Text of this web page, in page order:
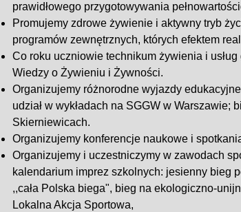
prawidłowego przygotowywania
Promujemy zdrowe żywienie i aktywny tryb
programów zewnętrznych, których efektem
Co roku uczniowie technikum żywienia i
Wiedzy o Żywieniu i Żywności.
Organizujemy różnorodne wyjazdy
udział w wykładach na SGGW w Warszawie;
Skierniewicach.
Organizujemy konferencje naukowe i
Organizujemy i uczestniczymy w zawodach
kalendarium imprez szkolnych: jesienny bieg
,,cała Polska biega", bieg na ekologiczno-
Lokalna Akcja Sportowa,